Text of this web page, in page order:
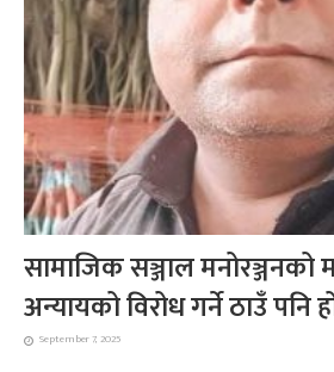
सामाजिक सञ्जाल मनोरञ्जनको
अन्यायको विरोध गर्ने ठाउँ पनि
September 7, 2025